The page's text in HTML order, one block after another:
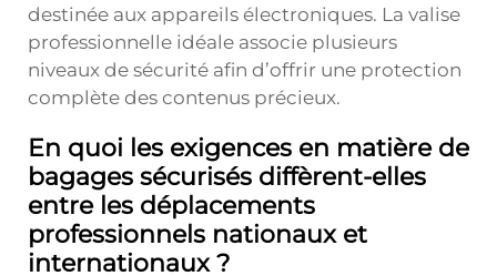
destinée aux appareils électroniques. La valise
professionnelle idéale associe plusieurs
niveaux de sécurité afin d’offrir une protection
complète des contenus précieux.
En quoi les exigences en matière de
bagages sécurisés diffèrent-elles
entre les déplacements
professionnels nationaux et
internationaux ?